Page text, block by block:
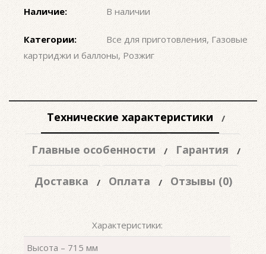
Наличие: В наличии
Категории: Все для приготовления, Газовые
картриджи и баллоны, Розжиг
Технические характеристики
Главные особенности Гарантия
Доставка Оплата Отзывы (0)
Характеристики:
Высота – 715 мм